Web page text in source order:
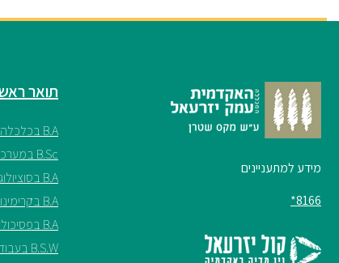
מידע למתעניינים
8166*
תואר
B.A בכלכלה וניהול
B.Sc במערכות מידע
B.A בסוציולוגיה ואנתרופולוגיה
B.A בקרימינולוגיה
B.A בפסיכולוגיה
B.S.W בעבודה סוציאלית